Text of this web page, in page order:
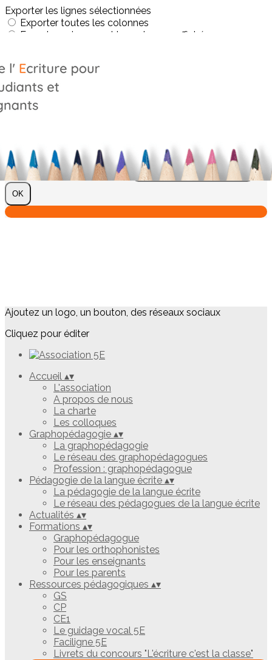
Exporter les lignes sélectionnées
Exporter toutes les colonnes
Exporter uniquement les colonnes affichées
?>
Images de la page d'accueil
Cliquez pour éditer
Cliquez pour éditer
Je m'abonne à la newsletter
OK
Ajoutez un logo, un bouton, des réseaux sociaux
Cliquez pour éditer
Accueil ▴▾
L'association
A propos de nous
La charte
Les colloques
Graphopédagogie ▴▾
La graphopédagogie
Le réseau des graphopédagogues
Profession : graphopédagogue
Pédagogie de la langue écrite ▴▾
La pédagogie de la langue écrite
Le réseau des pédagogues de la langue écrite
Actualités ▴▾
Formations ▴▾
Graphopédagogue
Pour les orthophonistes
Pour les enseignants
Pour les parents
Ressources pédagogiques ▴▾
GS
CP
CE1
Le guidage vocal 5E
Faciligne 5E
Livrets du concours "L'écriture c'est la classe"